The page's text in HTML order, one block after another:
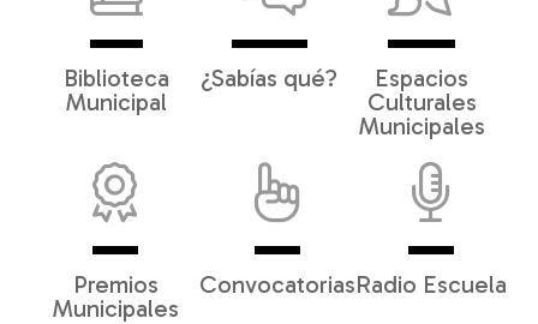
Biblioteca
Municipal
¿Sabías qué?
Espacios
Culturales
Municipales
Premios
Municipales
ConvocatoriasRadio Escuela